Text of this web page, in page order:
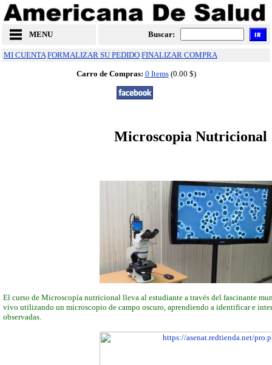
MENU Buscar:
MI CUENTA FORMALIZAR SU PEDIDO FINALIZAR COMPRA
Carro de Compras: 0 Items(0.00 $)
Microscopia Nutricional
El curso de Microscopía nutricional lleva al estudiante a través del fascinante
vivo utilizando un microscopio de campo oscuro, aprendiendo a identificar e
observadas.